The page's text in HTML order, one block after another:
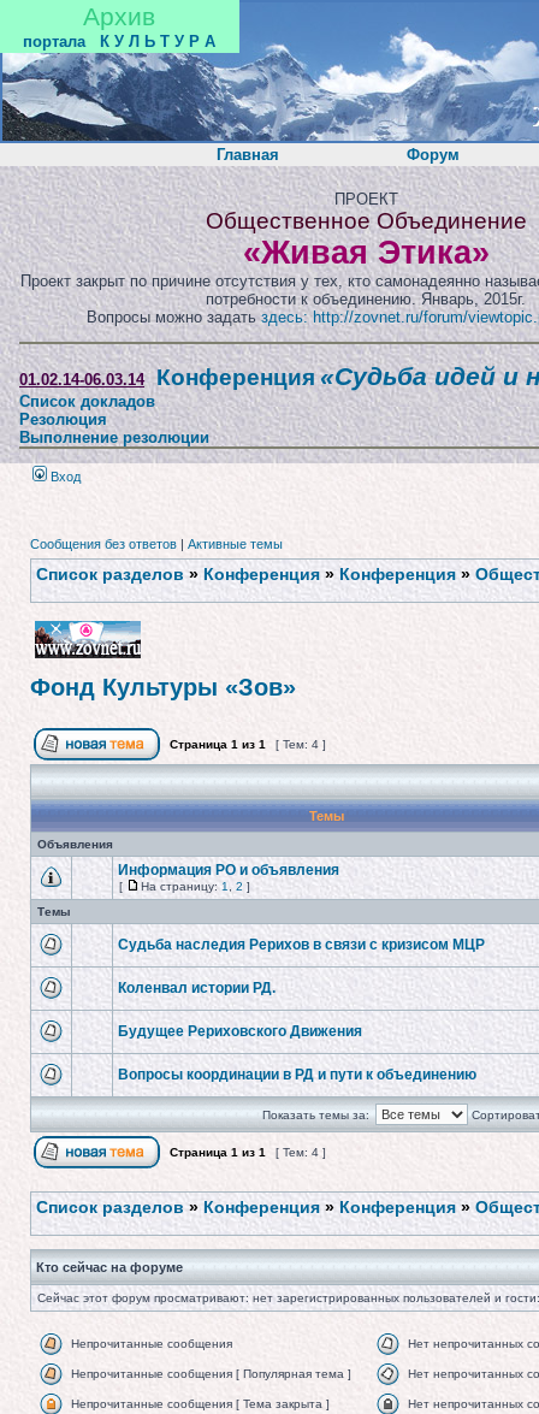
Архив
портала К У Л Ь Т У Р А
Главная Форум
ПРОЕКТ
Общественное Объединение
«Живая Этика»
Проект закрыт по причине отсутствия у тех, кто самонадеянно
потребности к объединению. Январь, 2015г.
Вопросы можно задатьздесь: http://zovnet.ru/forum/
01.02.14-06.03.14 Конференция«Судьба идей и
Список докладов
Резолюция
Выполнение резолюции
Вход
Сообщения без ответов | Активные темы
Список разделов » Конференция» Конференция»
Фонд Культуры «Зов»
Страница 1 из 1 [ Тем: 4 ]
Темы
Объявления
Информация РО и объявления
[ На страницу:1 2 ]
Темы
Судьба наследия Рерихов в связи с кризисом МЦР
Коленвал истории РД.
Будущее Рериховского Движения
Вопросы координации в РД и пути к объединению
Показать темы за:
Страница 1 из 1 [ Тем: 4 ]
Список разделов » Конференция» Конференция»
Кто сейчас на форуме
Сейчас этот форум просматривают: нет зарегистрированных пользователей и
Непрочитанные сообщения Нет непрочитанных
Непрочитанные сообщения [ Популярная тема ] Нет непрочитанных
Непрочитанные сообщения [ Тема закрыта ] Нет непрочитанных